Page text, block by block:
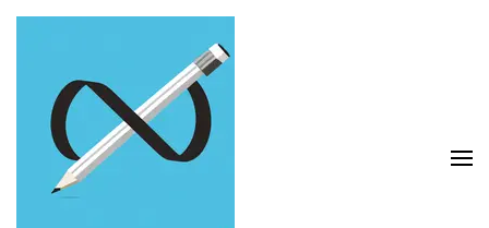
Ga
Enter)